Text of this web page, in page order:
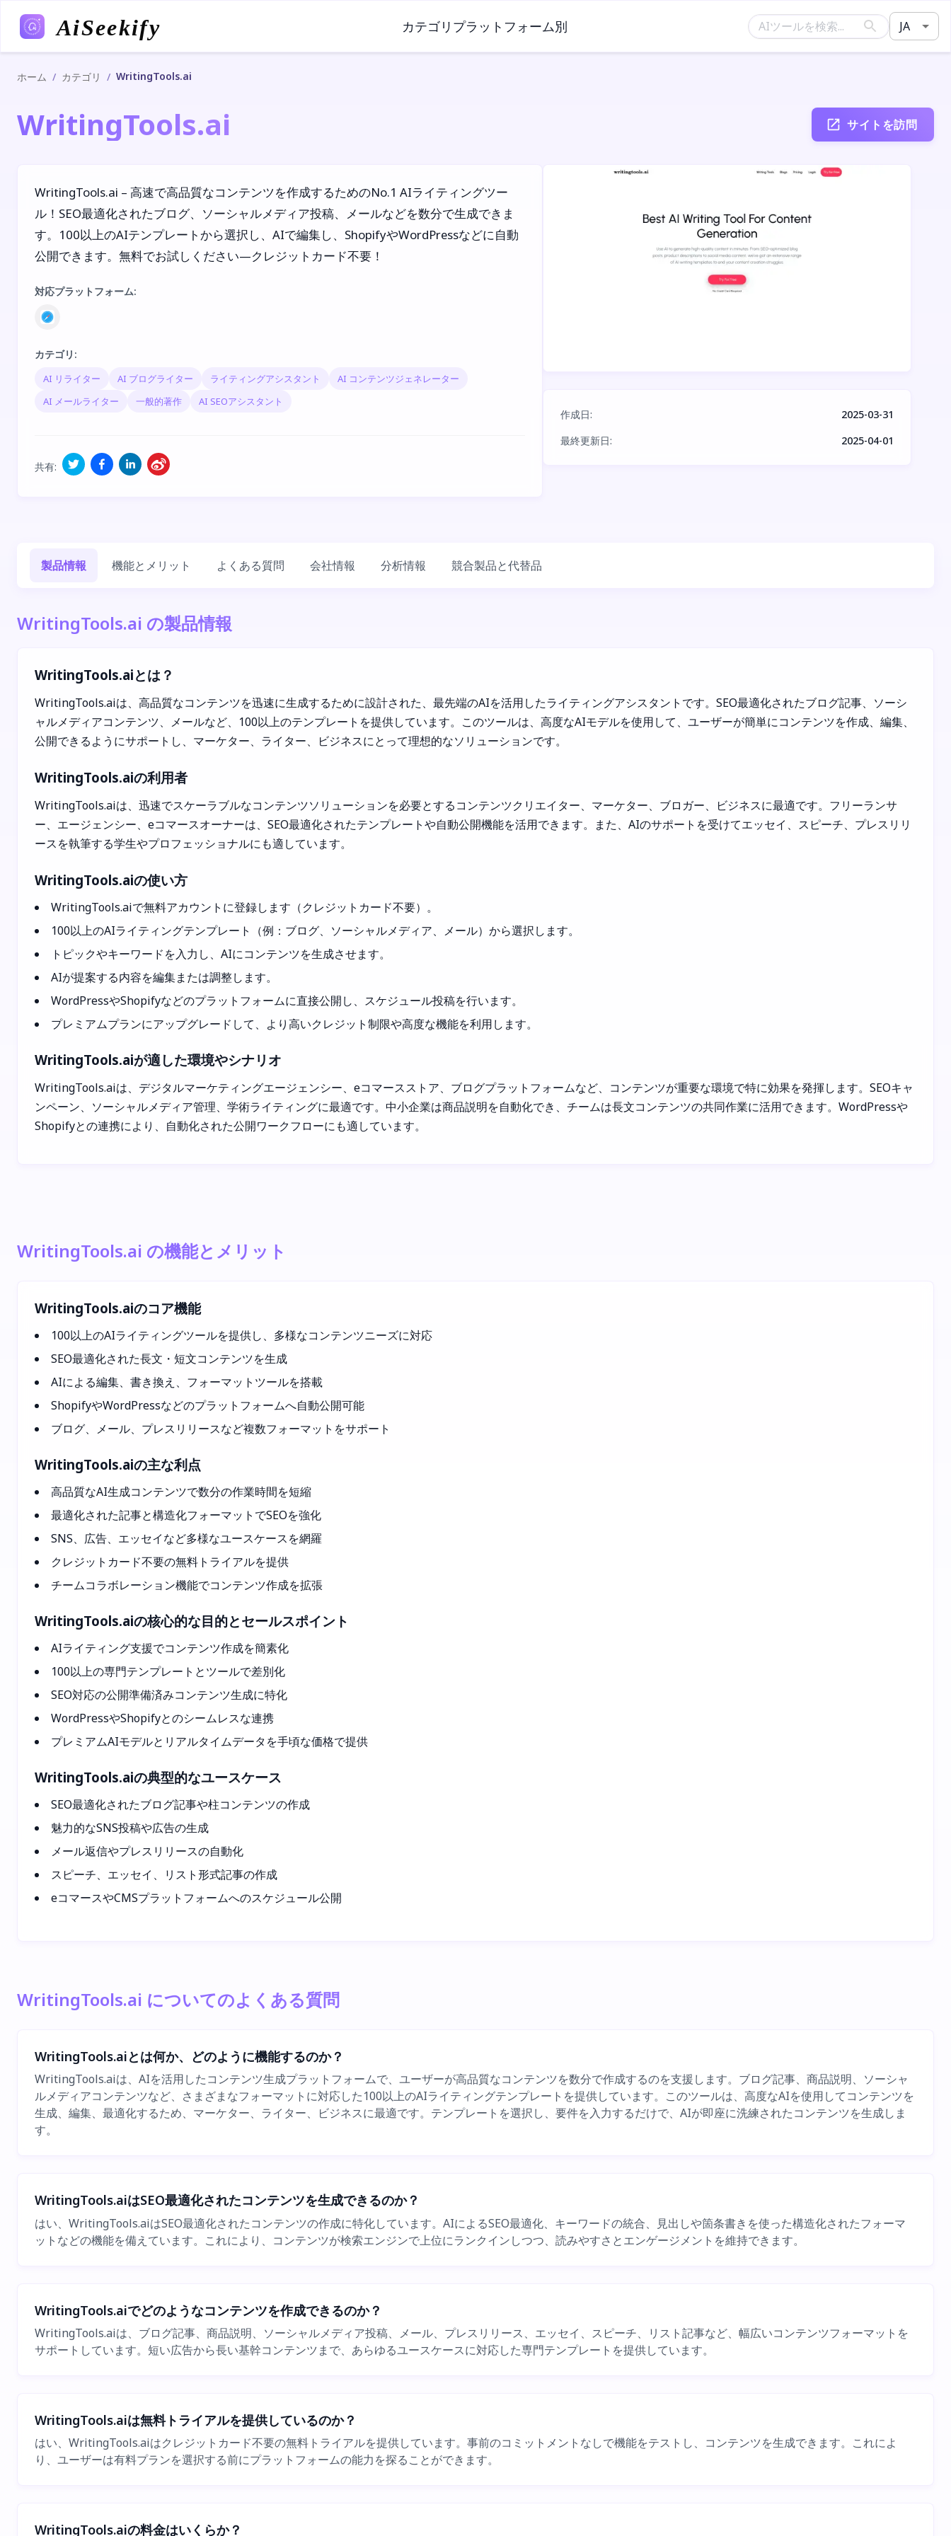
AiSeekify カテゴリ プラットフォーム別 JA
ホーム / カテゴリ / WritingTools.ai
WritingTools.ai サイトを訪問
WritingTools.ai – 高速で高品質なコンテンツを作成するためのNo.1 AIライティングツー
ル！SEO最適化されたブログ、ソーシャルメディア投稿、メールなどを数分で生成できま
す。100以上のAIテンプレートから選択し、AIで編集し、ShopifyやWordPressなどに自動
公開できます。無料でお試しください—クレジットカード不要！
対応プラットフォーム:
カテゴリ :
AI リライター AI ブログライター ライティングアシスタント
AI コンテンツジェネレーター
AI メールライター
一般的著作 AI SEOアシスタント
共有:
作成日:
2025-03-31
最終更新日: 2025-04-01
製品情報 機能とメリット よくある質問 会社情報 分析情報 競合製品と代替品
WritingTools.ai の製品情報
WritingTools.aiとは？
WritingTools.aiは、高品質なコンテンツを迅速に生成するために設計された、最先端のAIを活用したライティングアシスタントです。SEO最適化されたブログ記事、ソーシ
ャルメディアコンテンツ、メールなど、100以上のテンプレートを提供しています。このツールは、高度なAIモデルを使用して、ユーザーが簡単にコンテンツを作成、編集、
公開できるようにサポートし、マーケター、ライター、ビジネスにとって理想的なソリューションです。
WritingTools.aiの利用者
WritingTools.aiは、迅速でスケーラブルなコンテンツソリューションを必要とするコンテンツクリエイター、マーケター、ブロガー、ビジネスに最適です。フリーランサ
ー、エージェンシー、eコマースオーナーは、SEO最適化されたテンプレートや自動公開機能を活用できます。また、AIのサポートを受けてエッセイ、スピーチ、プレスリリ
ースを執筆する学生やプロフェッショナルにも適しています。
WritingTools.aiの使い方
WritingTools.aiで無料アカウントに登録します（クレジットカード不要）。
100以上のAIライティングテンプレート（例：ブログ、ソーシャルメディア、メール）から選択します。
トピックやキーワードを入力し、AIにコンテンツを生成させます。
AIが提案する内容を編集または調整します。
WordPressやShopifyなどのプラットフォームに直接公開し、スケジュール投稿を行います。
プレミアムプランにアップグレードして、より高いクレジット制限や高度な機能を利用します。
WritingTools.aiが適した環境やシナリオ
WritingTools.aiは、デジタルマーケティングエージェンシー、eコマースストア、ブログプラットフォームなど、コンテンツが重要な環境で特に効果を発揮します。SEOキャ
ンペーン、ソーシャルメディア管理、学術ライティングに最適です。中小企業は商品説明を自動化でき、チームは長文コンテンツの共同作業に活用できます。WordPressや
Shopifyとの連携により、自動化された公開ワークフローにも適しています。
WritingTools.ai の機能とメリット
WritingTools.aiのコア機能
100以上のAIライティングツールを提供し、多様なコンテンツニーズに対応
SEO最適化された長文・短文コンテンツを生成
AIによる編集、書き換え、フォーマットツールを搭載
ShopifyやWordPressなどのプラットフォームへ自動公開可能
ブログ、メール、プレスリリースなど複数フォーマットをサポート
WritingTools.aiの主な利点
高品質なAI生成コンテンツで数分の作業時間を短縮
最適化された記事と構造化フォーマットでSEOを強化
SNS、広告、エッセイなど多様なユースケースを網羅
クレジットカード不要の無料トライアルを提供
チームコラボレーション機能でコンテンツ作成を拡張
WritingTools.aiの核心的な目的とセールスポイント
AIライティング支援でコンテンツ作成を簡素化
100以上の専門テンプレートとツールで差別化
SEO対応の公開準備済みコンテンツ生成に特化
WordPressやShopifyとのシームレスな連携
プレミアムAIモデルとリアルタイムデータを手頃な価格で提供
WritingTools.aiの典型的なユースケース
SEO最適化されたブログ記事や柱コンテンツの作成
魅力的なSNS投稿や広告の生成
メール返信やプレスリリースの自動化
スピーチ、エッセイ、リスト形式記事の作成
eコマースやCMSプラットフォームへのスケジュール公開
WritingTools.ai についてのよくある質問
WritingTools.aiとは何か、どのように機能するのか？
WritingTools.aiは、AIを活用したコンテンツ生成プラットフォームで、ユーザーが高品質なコンテンツを数分で作成するのを支援します。ブログ記事、商品説明、ソーシャ
ルメディアコンテンツなど、さまざまなフォーマットに対応した100以上のAIライティングテンプレートを提供しています。このツールは、高度なAIを使用してコンテンツを
生成、編集、最適化するため、マーケター、ライター、ビジネスに最適です。テンプレートを選択し、要件を入力するだけで、AIが即座に洗練されたコンテンツを生成しま
す。
WritingTools.aiはSEO最適化されたコンテンツを生成できるのか？
はい、WritingTools.aiはSEO最適化されたコンテンツの作成に特化しています。AIによるSEO最適化、キーワードの統合、見出しや箇条書きを使った構造化されたフォーマ
ットなどの機能を備えています。これにより、コンテンツが検索エンジンで上位にランクインしつつ、読みやすさとエンゲージメントを維持できます。
WritingTools.aiでどのようなコンテンツを作成できるのか？
WritingTools.aiは、ブログ記事、商品説明、ソーシャルメディア投稿、メール、プレスリリース、エッセイ、スピーチ、リスト記事など、幅広いコンテンツフォーマットを
サポートしています。短い広告から長い基幹コンテンツまで、あらゆるユースケースに対応した専門テンプレートを提供しています。
WritingTools.aiは無料トライアルを提供しているのか？
はい、WritingTools.aiはクレジットカード不要の無料トライアルを提供しています。事前のコミットメントなしで機能をテストし、コンテンツを生成できます。これによ
り、ユーザーは有料プランを選択する前にプラットフォームの能力を探ることができます。
WritingTools.aiの料金はいくらか？